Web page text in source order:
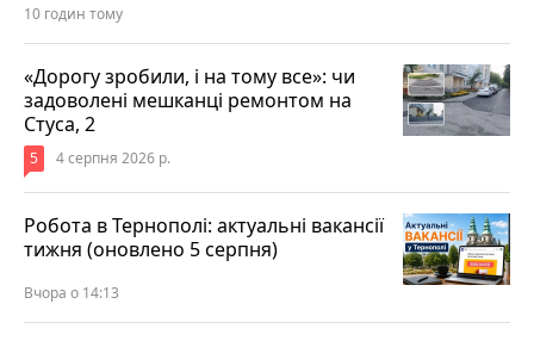
10 годин тому
«Дорогу зробили, і на тому все»: чи
задоволені мешканці ремонтом на
Стуса, 2
5 4 серпня 2026 р.
Робота в Тернополі: актуальні вакансії
тижня (оновлено 5 серпня)
Вчора о 14:13